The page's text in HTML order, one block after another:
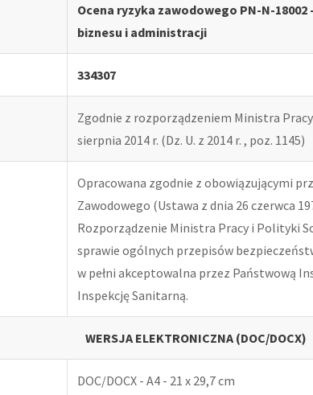
Ocena ryzyka zawodowego PN-N-
biznesu i administracji
334307
Zgodnie z rozporządzeniem Ministra
sierpnia 2014 r. (Dz. U. z 2014 r. , poz. 1145)
Opracowana zgodnie z obowiązującymi
Zawodowego (Ustawa z dnia 26 czerwca
Rozporządzenie Ministra Pracy i Polityki
sprawie ogólnych przepisów
w pełni akceptowalna przez Państwową
Inspekcję Sanitarną.
WERSJA ELEKTRONICZNA (DOC/DOCX)
DOC/DOCX - A4 - 21 x 29,7 cm